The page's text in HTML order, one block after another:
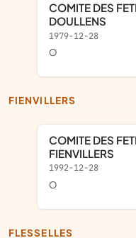
COMITE DES FETES HAUTE VISEE RANSART A
DOULLENS
1979-12-28
o
FIENVILLERS
COMITE DES FETES DE LA COMMUNE DE
FIENVILLERS
1992-12-28
o
FLESSELLES